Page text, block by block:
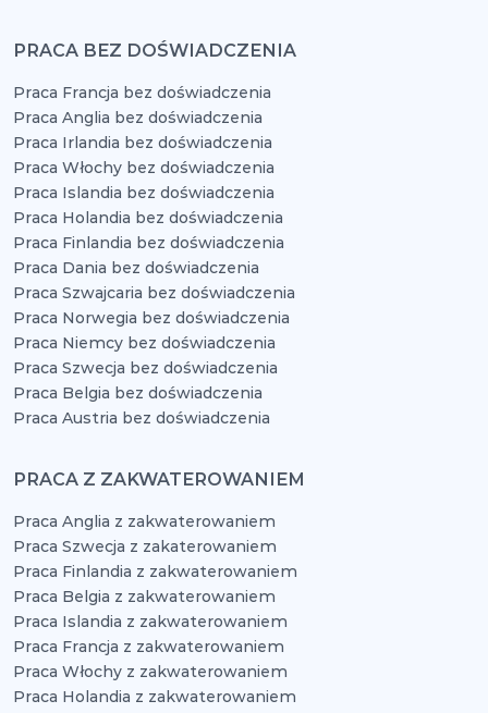
PRACA BEZ DOŚWIADCZENIA
Praca Francja bez doświadczenia
Praca Anglia bez doświadczenia
Praca Irlandia bez doświadczenia
Praca Włochy bez doświadczenia
Praca Islandia bez doświadczenia
Praca Holandia bez doświadczenia
Praca Finlandia bez doświadczenia
Praca Dania bez doświadczenia
Praca Szwajcaria bez doświadczenia
Praca Norwegia bez doświadczenia
Praca Niemcy bez doświadczenia
Praca Szwecja bez doświadczenia
Praca Belgia bez doświadczenia
Praca Austria bez doświadczenia
PRACA Z ZAKWATEROWANIEM
Praca Anglia z zakwaterowaniem
Praca Szwecja z zakaterowaniem
Praca Finlandia z zakwaterowaniem
Praca Belgia z zakwaterowaniem
Praca Islandia z zakwaterowaniem
Praca Francja z zakwaterowaniem
Praca Włochy z zakwaterowaniem
Praca Holandia z zakwaterowaniem